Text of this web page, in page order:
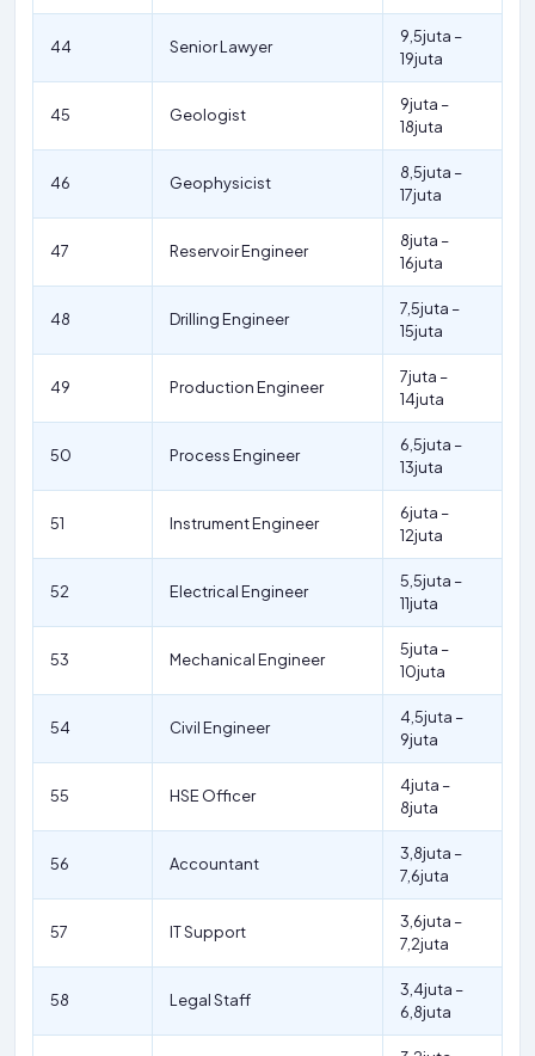
44 Senior Lawyer
9,5juta –
19juta
45 Geologist
9juta –
18juta
46 Geophysicist
8,5juta –
17juta
47 Reservoir Engineer
8juta –
16juta
48 Drilling Engineer
7,5juta –
15juta
49 Production Engineer
7juta –
14juta
50 Process Engineer
6,5juta –
13juta
51 Instrument Engineer
6juta –
12juta
52 Electrical Engineer
5,5juta –
11juta
53 Mechanical Engineer
5juta –
10juta
54 Civil Engineer
4,5juta –
9juta
55 HSE Officer
4juta –
8juta
56 Accountant
3,8juta –
7,6juta
57 IT Support
3,6juta –
7,2juta
58 Legal Staff
3,4juta –
6,8juta